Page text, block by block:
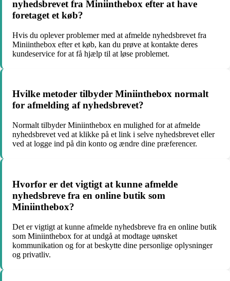
nyhedsbrevet fra Miniinthebox efter at have
foretaget et køb?
Hvis du oplever problemer med at afmelde nyhedsbrevet fra
Miniinthebox efter et køb, kan du prøve at kontakte deres
kundeservice for at få hjælp til at løse problemet.
Hvilke metoder tilbyder Miniinthebox normalt
for afmelding af nyhedsbrevet?
Normalt tilbyder Miniinthebox en mulighed for at afmelde
nyhedsbrevet ved at klikke på et link i selve nyhedsbrevet eller
ved at logge ind på din konto og ændre dine præferencer.
Hvorfor er det vigtigt at kunne afmelde
nyhedsbreve fra en online butik som
Miniinthebox?
Det er vigtigt at kunne afmelde nyhedsbreve fra en online butik
som Miniinthebox for at undgå at modtage uønsket
kommunikation og for at beskytte dine personlige oplysninger
og privatliv.